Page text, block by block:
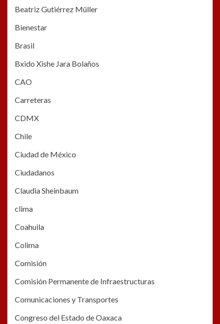
Beatriz Gutiérrez Müller
Bienestar
Brasil
Bxido Xishe Jara Bolaños
CAO
Carreteras
CDMX
Chile
Ciudad de México
Ciudadanos
Claudia Sheinbaum
clima
Coahuila
Colima
Comisión
Comisión Permanente de Infraestructuras
Comunicaciones y Transportes
Congreso del Estado de Oaxaca